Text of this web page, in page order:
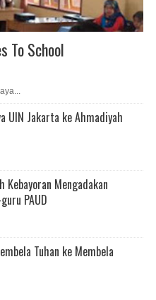
To School
UIN Jakarta ke Ahmadiyah
Mengadakan
PAUD
Tuhan ke Membela